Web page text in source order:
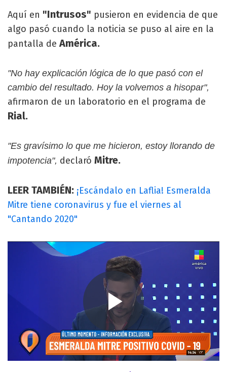
Aquí en "Intrusos" pusieron en evidencia de que
algo pasó cuando la noticia se puso al aire en la
pantalla deAmérica.
"No hay explicación lógica de lo que pasó con el
cambio del resultado. Hoy la volvemos a hisopar",
afirmaron de un laboratorio en el programa de
Rial.
"Es gravísimo lo que me hicieron, estoy llorando de
impotencia", declaró Mitre.
LEER TAMBIÉN: ¡Escándalo en Laflia! Esmeralda
Mitre tiene coronavirus y fue el viernes al
"Cantando 2020"